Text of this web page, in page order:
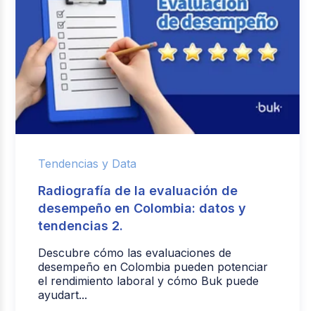
Tendencias y Data
Radiografía de la evaluación de
desempeño en Colombia: datos y
tendencias 2.
Descubre cómo las evaluaciones de
desempeño en Colombia pueden potenciar
el rendimiento laboral y cómo Buk puede
ayudart...